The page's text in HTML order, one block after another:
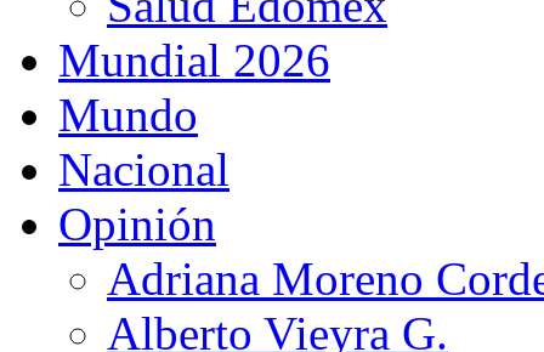
Mundial 2026
Mundo
Nacional
Opinión
Adriana Moreno
Alberto Vieyra G.